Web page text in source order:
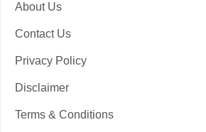
About Us
Contact Us
Privacy Policy
Disclaimer
Terms & Conditions